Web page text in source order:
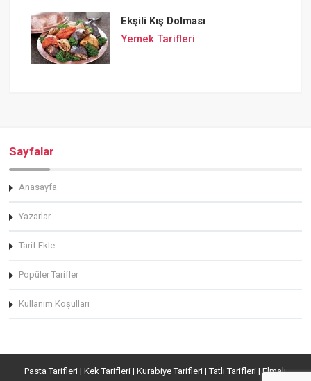
Ekşili Kış Dolması
Yemek Tarifleri
Sayfalar
Anasayfa
Yazarlar
Tarif Ekle
Popüler Tarifler
Kullanım Koşulları
Pasta Tarifleri | Kek Tarifleri | Kurabiye Tarifleri | Tatlı Tarifleri | Elmalı